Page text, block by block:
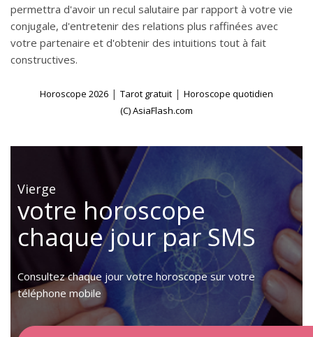
permettra d'avoir un recul salutaire par rapport à votre vie
conjugale, d'entretenir des relations plus raffinées avec
votre partenaire et d'obtenir des intuitions tout à fait
constructives.
Horoscope 2026 | Tarot gratuit | Horoscope quotidien
(C) AsiaFlash.com
Vierge
votre horoscope
chaque jour par SMS
Consultez chaque jour votre horoscope sur votre
téléphone mobile